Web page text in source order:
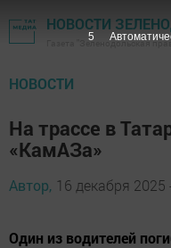
НОВОСТИ
Газета "Зеленодольская
НОВОСТИ
На трассе в
«КамАЗа»
Автор, 16 декабря 2025
Один из водителей
5